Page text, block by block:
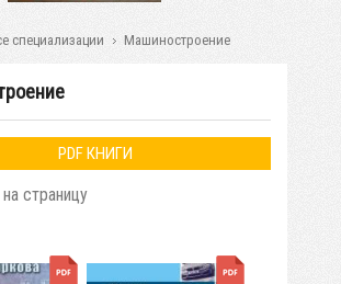
специализации Машиностроение
PDF КНИГИ
страницу